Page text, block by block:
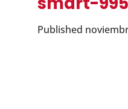
Published